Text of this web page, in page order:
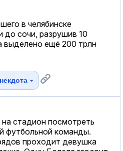
в челябинске
до сочи, разрушив 10
ещё 200 трлн
стадион посмотреть
футбольной команды.
проходит девушка